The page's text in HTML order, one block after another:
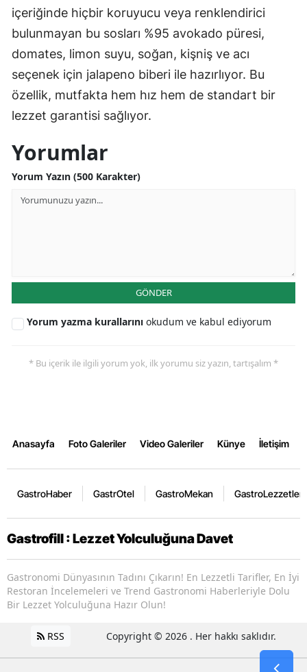
içeriğinde hiçbir koruyucu veya renklendirici
bulunmayan bu sosları %95 avokado püresi,
domates, limon suyu, soğan, kişniş ve acı
seçenek için jalapeno biberi ile hazırlıyor. Bu
özellik, mutfakta hem hız hem de standart bir
lezzet garantisi sağlıyor.
Yorumlar
Yorum Yazın (500 Karakter)
GÖNDER
Yorum yazma kurallarını okudum ve kabul ediyorum
* Bu içerik ile ilgili yorum yok, ilk yorumu siz yazın, tartışalım *
Anasayfa Foto Galeriler Video Galeriler Künye İletişim
GastroHaber GastrOtel GastroMekan GastroLezzetler
Gastrofill : Lezzet Yolculuğuna Davet
Gastronomi Dünyasının Tadını Çıkarın! En Lezzetli Tarifler, En İyi
Restoran İncelemeleri ve Trend Gastronomi Haberleriyle Dolu
Bir Lezzet Yolculuğuna Hazır Olun!
RSS Copyright © 2026 . Her hakkı saklıdır.